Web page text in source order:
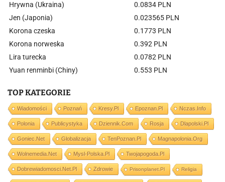
Hrywna (Ukraina)
0.0834 PLN
Jen (Japonia)
0.023565 PLN
Korona czeska
0.1773 PLN
Korona norweska
0.392 PLN
Lira turecka
0.0782 PLN
Yuan renminbi (Chiny)
0.553 PLN
TOP KATEGORIE
Wiadomości Poznań Kresy.pl Epoznan.pl Nczas.info
Polonia Publicystyka Dziennik.com Rosja Dlapolski.pl
Goniec.net Globalizacja TenPoznan.pl Magnapolonia.org
Wolnemedia.net Mysl-Polska.pl Twojapogoda.pl
Dobrewiadomosci.net.pl Zdrowie Prisonplanet.pl Religia